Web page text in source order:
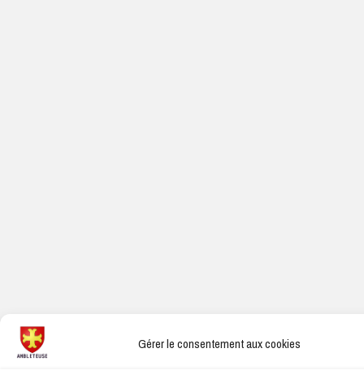
Gérer le consentement aux cookies